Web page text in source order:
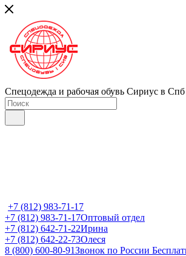
Спецодежда и рабочая обувь Сириус в Спб
+7 (812) 983-71-17
+7 (812) 983-71-17Оптовый отдел
+7 (812) 642-71-22Ирина
+7 (812) 642-22-73Олеся
8 (800) 600-80-91Звонок по России